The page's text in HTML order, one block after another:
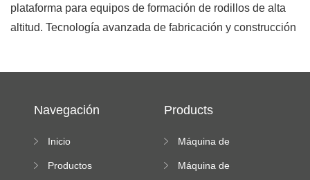
plataforma para equipos de formación de rodillos de alta
altitud. Tecnología avanzada de fabricación y construcción
Navegación
Inicio
Productos
Products
Máquina de
de doble capa
Máquina de